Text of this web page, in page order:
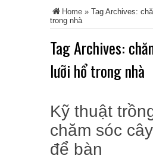
Home » Tag Archives:
trong nhà
Tag Archives:
lưỡi hổ trong nhà
Kỹ thuật
chăm sóc
để bàn